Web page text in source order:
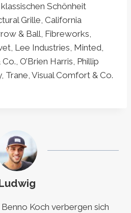
Schönheit
Grille, California
& Ball, Fibreworks,
Lee Industries, Minted,
O’Brien Harris, Phillip
Trane, Visual Comfort & Co.
Koch verbergen sich